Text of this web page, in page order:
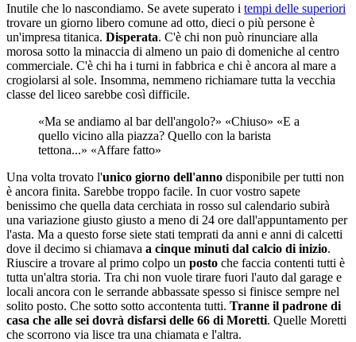
Inutile che lo nascondiamo. Se avete superato i tempi delle superiori
trovare un giorno libero comune ad otto, dieci o più persone è
un'impresa titanica. Disperata. C'è chi non può rinunciare alla
morosa sotto la minaccia di almeno un paio di domeniche al centro
commerciale. C'è chi ha i turni in fabbrica e chi è ancora al mare a
crogiolarsi al sole. Insomma, nemmeno richiamare tutta la vecchia
classe del liceo sarebbe così difficile.
«Ma se andiamo al bar dell'angolo?» «Chiuso» «E a
quello vicino alla piazza? Quello con la barista
tettona...» «Affare fatto»
Una volta trovato l'unico giorno dell'anno disponibile per tutti non
è ancora finita. Sarebbe troppo facile. In cuor vostro sapete
benissimo che quella data cerchiata in rosso sul calendario subirà
una variazione giusto giusto a meno di 24 ore dall'appuntamento per
l'asta. Ma a questo forse siete stati temprati da anni e anni di calcetti
dove il decimo si chiamava a cinque minuti dal calcio di inizio.
Riuscire a trovare al primo colpo un posto che faccia contenti tutti è
tutta un'altra storia. Tra chi non vuole tirare fuori l'auto dal garage e
locali ancora con le serrande abbassate spesso si finisce sempre nel
solito posto. Che sotto sotto accontenta tutti. Tranne il padrone di
casa che alle sei dovrà disfarsi delle 66 di Moretti. Quelle Moretti
che scorrono via lisce tra una chiamata e l'altra.